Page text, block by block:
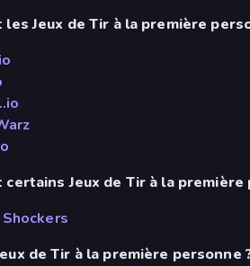
les Jeux de Tir à la première
certains Jeux de Tir à la
de Tir à la première personne